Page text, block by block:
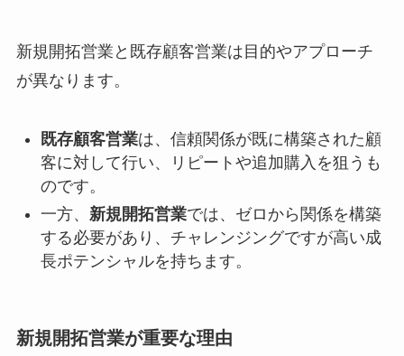
新規開拓営業と既存顧客営業は目的やアプローチ
が異なります。
既存顧客営業は、信頼関係が既に構築された顧
客に対して行い、リピートや追加購入を狙うも
のです。
一方、 新規開拓営業では、ゼロから関係を構築
する必要があり、チャレンジングですが高い成
長ポテンシャルを持ちます。
新規開拓営業が重要な理由